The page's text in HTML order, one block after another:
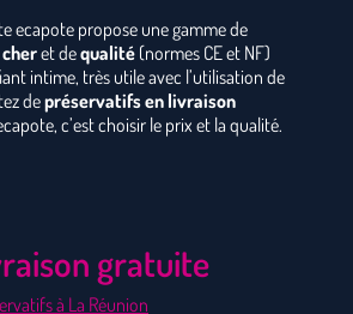
ecapote propose une gamme de
et dequalité (normes CE et NF)
intime, très utile avec l’utilisation de
depréservatifs en livraison
c’est choisir le prix et la qualité.
gratuite
à La Réunion